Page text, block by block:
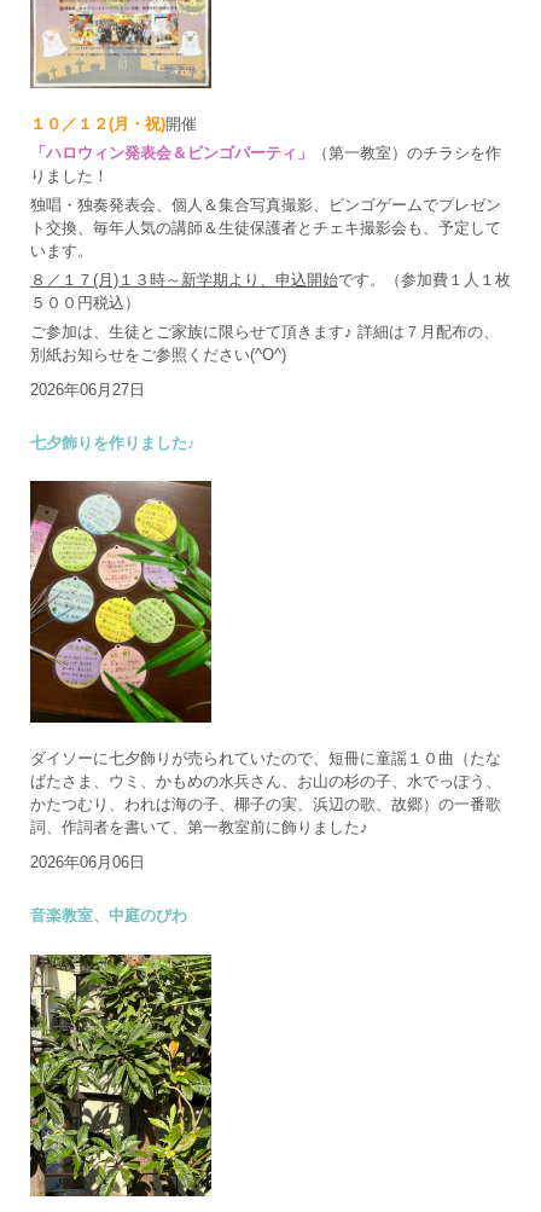
１０／１２(月・祝)開催
「ハロウィン発表会＆ビンゴパーティ」
（第一教室）のチラシを作
りました！
独唱・独奏発表会、個人＆集合写真撮影、ビンゴゲームでプレゼン
ト交換、毎年人気の講師＆生徒保護者とチェキ撮影会も、予定して
います。
８／１７(月)１３時～新学期より、申込開始です。（参加費１人１枚
５００円税込）
ご参加は、生徒とご家族に限らせて頂きます♪ 詳細は７月配布の、
別紙お知らせをご参照ください(^O^)
2026年06月27日
七夕飾りを作りました♪
ダイソーに七夕飾りが売られていたので、短冊に童謡１０曲（たな
ばたさま、ウミ、かもめの水兵さん、お山の杉の子、水でっぽう、
かたつむり、われは海の子、椰子の実、浜辺の歌、故郷）の一番歌
詞、作詞者を書いて、第一教室前に飾りました♪
2026年06月06日
音楽教室、中庭のびわ